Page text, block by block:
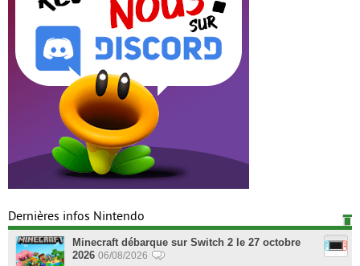
Dernières infos Nintendo
Minecraft débarque sur Switch 2 le 27 octobre
2026 06/08/2026